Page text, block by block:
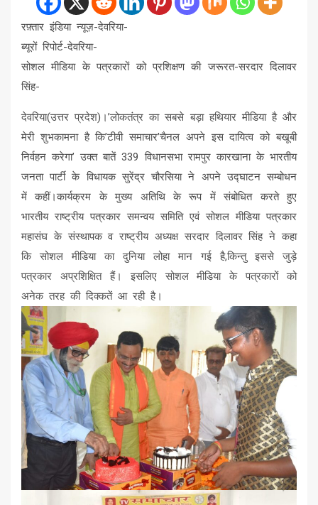
रफ़्तार इंडिया न्यूज़-देवरिया-
ब्यूरों रिपोर्ट-देवरिया-
सोशल मीडिया के पत्रकारों को प्रशिक्षण की जरूरत-सरदार दिलावर
सिंह-
देवरिया(उत्तर प्रदेश)।’लोकतंत्र का सबसे बड़ा हथियार मीडिया है और
मेरी शुभकामना है कि’टीवी समाचार’चैनल अपने इस दायित्व को बखूबी
निर्वहन करेगा’ उक्त बातें 339 विधानसभा रामपुर कारखाना के भारतीय
जनता पार्टी के विधायक सुरेंद्र चौरसिया ने अपने उद्घाटन सम्बोधन
में कहीं।कार्यक्रम के मुख्य अतिथि के रूप में संबोधित करते हुए
भारतीय राष्ट्रीय पत्रकार समन्वय समिति एवं सोशल मीडिया पत्रकार
महासंघ के संस्थापक व राष्ट्रीय अध्यक्ष सरदार दिलावर सिंह ने कहा
कि सोशल मीडिया का दुनिया लोहा मान गई है,किन्तु इससे जुड़े
पत्रकार अप्रशिक्षित हैं। इसलिए सोशल मीडिया के पत्रकारों को
अनेक तरह की दिक्कतें आ रही है।